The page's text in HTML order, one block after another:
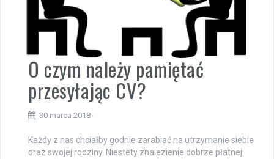
O czym należy pamiętać
przesyłając CV?
30 marca 2018
Każdy z nas chciałby godnie zarabiać na utrzymanie siebie
oraz swojej rodziny. Niestety znalezienie dobrze płatnej